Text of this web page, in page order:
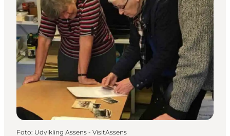
Unterkünfte
Erlebnisse
Essen & trinken
Veranstaltungen
Öffnungszeiten
Foto: Udvikling Assens - VisitAssens